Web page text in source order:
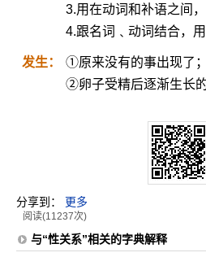
3.用在动词和补语之间，
4.跟名词﹑动词结合，
发生：
①原来没有的事出现了
②卵子受精后逐渐生长的
分享到： 更多
阅读(11237次)
与“性关系”相关的字典解释